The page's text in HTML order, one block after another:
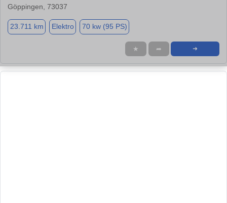
Göppingen, 73037
23.711 km Elektro 70 kw (95 PS)
★ ➦ ➜